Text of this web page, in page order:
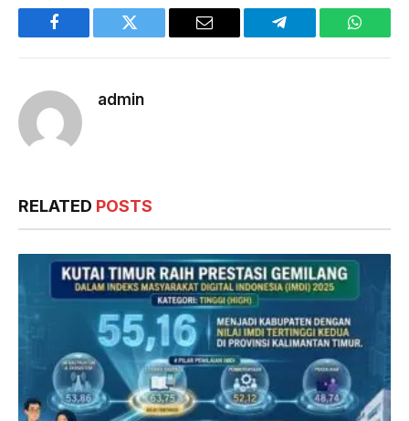
Facebook Twitter Email Telegram
admin
RELATED POSTS